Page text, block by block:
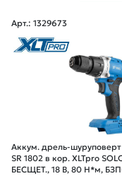
Арт.: 1329673
Аккум. дрель-шуруповерт
SR 1802 в кор. XLTpro
БЕСЩЕТ., 18 В, 80 Н*м,